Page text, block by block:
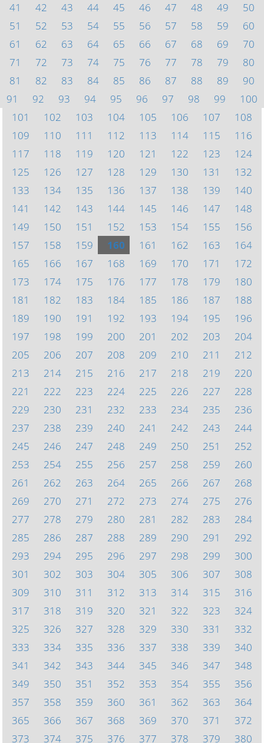
41
42 43 44 45 46 47 48 49
50
51
52 53 54 55 56 57 58 59
60
61
62 63 64 65 66 67 68 69
70
71
72 73 74 75 76 77 78 79
80
81
82 83 84 85 86 87 88 89
90
91
92 93 94 95 96 97 98 99
100
101
102 103 104 105 106 107
108
109
110 111 112 113 114 115
116
117
118 119 120 121 122 123
124
125
126 127 128 129 130 131
132
133
134 135 136 137 138 139
140
141
142 143 144 145 146 147
148
149
150 151 152 153 154 155
156
157
158 159 160 161 162 163
164
165
166 167 168 169 170 171
172
173
174 175 176 177 178 179
180
181
182 183 184 185 186 187
188
189
190 191 192 193 194 195
196
197
198 199 200 201 202 203
204
205
206 207 208 209 210 211
212
213
214 215 216 217 218 219
220
221
222 223 224 225 226 227
228
229
230 231 232 233 234 235
236
237
238 239 240 241 242 243
244
245
246 247 248 249 250 251
252
253
254 255 256 257 258 259
260
261
262 263 264 265 266 267
268
269
270 271 272 273 274 275
276
277
278 279 280 281 282 283
284
285
286 287 288 289 290 291
292
293
294 295 296 297 298 299
300
301
302 303 304 305 306 307
308
309
310 311 312 313 314 315
316
317
318 319 320 321 322 323
324
325
326 327 328 329 330 331
332
333
334 335 336 337 338 339
340
341
342 343 344 345 346 347
348
349
350 351 352 353 354 355
356
357
358 359 360 361 362 363
364
365
366 367 368 369 370 371
372
373
374 375 376 377 378 379 380